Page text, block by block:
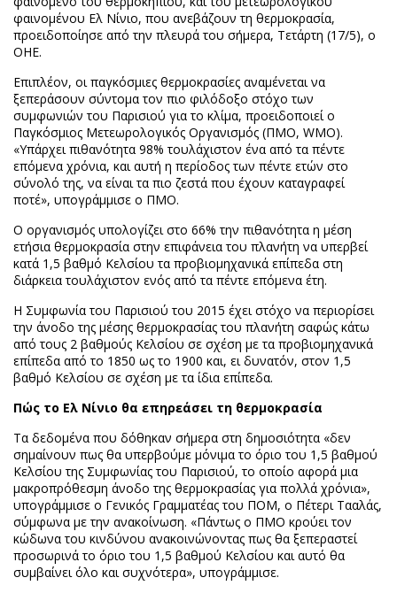
φαινομένου Ελ Νίνιο, που ανεβάζουν τη θερμοκρασία,
προειδοποίησε από την πλευρά του σήμερα, Τετάρτη (17/5), ο
ΟΗΕ.
Επιπλέον, οι παγκόσμιες θερμοκρασίες αναμένεται να
ξεπεράσουν σύντομα τον πιο φιλόδοξο στόχο των
συμφωνιών του Παρισιού για το κλίμα, προειδοποιεί ο
Παγκόσμιος Μετεωρολογικός Οργανισμός (ΠΜΟ, WMO).
«Υπάρχει πιθανότητα 98% τουλάχιστον ένα από τα πέντε
επόμενα χρόνια, και αυτή η περίοδος των πέντε ετών στο
σύνολό της, να είναι τα πιο ζεστά που έχουν καταγραφεί
ποτέ», υπογράμμισε ο ΠΜΟ.
Ο οργανισμός υπολογίζει στο 66% την πιθανότητα η μέση
ετήσια θερμοκρασία στην επιφάνεια του πλανήτη να υπερβεί
κατά 1,5 βαθμό Κελσίου τα προβιομηχανικά επίπεδα στη
διάρκεια τουλάχιστον ενός από τα πέντε επόμενα έτη.
Η Συμφωνία του Παρισιού του 2015 έχει στόχο να περιορίσει
την άνοδο της μέσης θερμοκρασίας του πλανήτη σαφώς κάτω
από τους 2 βαθμούς Κελσίου σε σχέση με τα προβιομηχανικά
επίπεδα από το 1850 ως το 1900 και, ει δυνατόν, στον 1,5
βαθμό Κελσίου σε σχέση με τα ίδια επίπεδα.
Πώς το Ελ Νίνιο θα επηρεάσει τη θερμοκρασία
Τα δεδομένα που δόθηκαν σήμερα στη δημοσιότητα «δεν
σημαίνουν πως θα υπερβούμε μόνιμα το όριο του 1,5 βαθμού
Κελσίου της Συμφωνίας του Παρισιού, το οποίο αφορά μια
μακροπρόθεσμη άνοδο της θερμοκρασίας για πολλά χρόνια»,
υπογράμμισε ο Γενικός Γραμματέας του ΠΟΜ, ο Πέτερι Τααλάς,
σύμφωνα με την ανακοίνωση. «Πάντως ο ΠΜΟ κρούει τον
κώδωνα του κινδύνου ανακοινώνοντας πως θα ξεπεραστεί
προσωρινά το όριο του 1,5 βαθμού Κελσίου και αυτό θα
συμβαίνει όλο και συχνότερα», υπογράμμισε.